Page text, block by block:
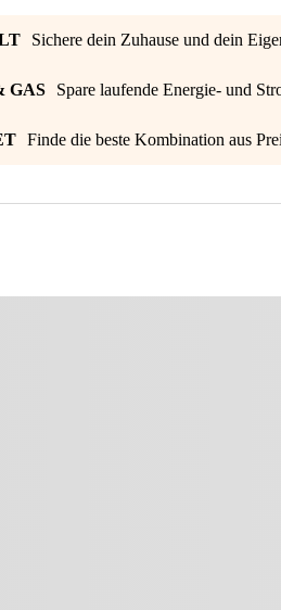
Sichere dein Zuhause und dein
GAS Spare laufende Energie- und
Finde die beste Kombination aus